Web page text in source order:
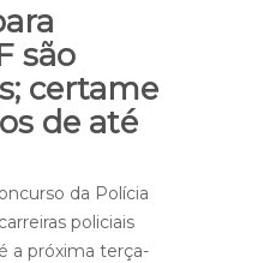
são
certame
de até
da Polícia
policiais
a próxima terça-